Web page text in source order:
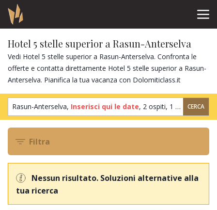
Hotel 5 stelle superior a Rasun-Anterselva
Vedi Hotel 5 stelle superior a Rasun-Anterselva. Confronta le
offerte e contatta direttamente Hotel 5 stelle superior a Rasun-
Anterselva. Pianifica la tua vacanza con Dolomiticlass.it
Rasun-Anterselva, Inserisci qui le date, 2 ospiti, 1 camera CERCA
Filtra
Nessun risultato. Soluzioni alternative alla
tua ricerca